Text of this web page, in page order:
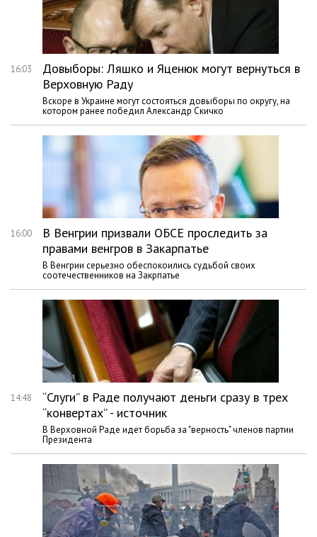
16:03
Довыборы: Ляшко и Яценюк могут вернуться в
Верховную Раду
Вскоре в Украине могут состояться довыборы по округу, на
котором ранее победил Александр Скичко
16:00
В Венгрии призвали ОБСЕ проследить за
правами венгров в Закарпатье
В Венгрии серьезно обеспокоились судьбой своих
соотечественников на Закрпатье
14:48
“Слуги” в Раде получают деньги сразу в трех
“конвертах” - источник
В Верховной Раде идет борьба за "верность" членов партии
Президента